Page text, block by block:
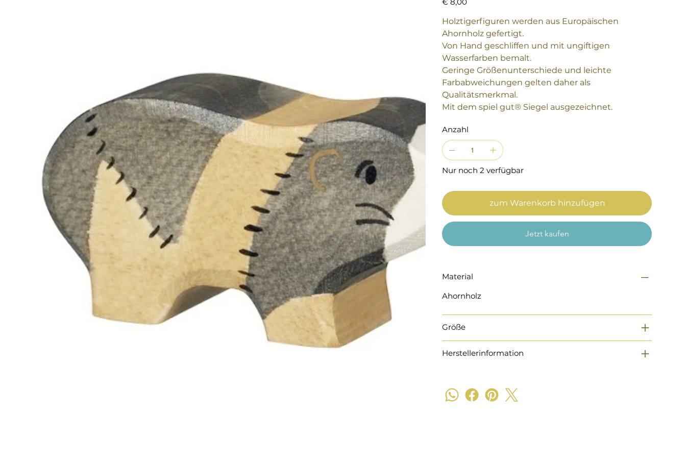
€ 8,00
Holztigerfiguren werden aus Europäischen
Ahornholz gefertigt.
Von Hand geschliffen und mit ungiftigen
Wasserfarben bemalt.
Geringe Größenunterschiede und leichte
Farbabweichungen gelten daher als
Qualitätsmerkmal.
Mit dem spiel gut® Siegel ausgezeichnet.
Anzahl
Nur noch 2 verfügbar
zum Warenkorb hinzufügen
Jetzt kaufen
Material
Ahornholz
Größe
Herstellerinformation